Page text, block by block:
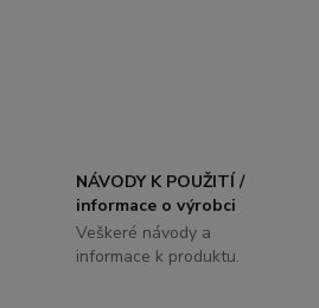
NÁVODY K POUŽITÍ /
informace o výrobci
Veškeré návody a
informace k produktu.